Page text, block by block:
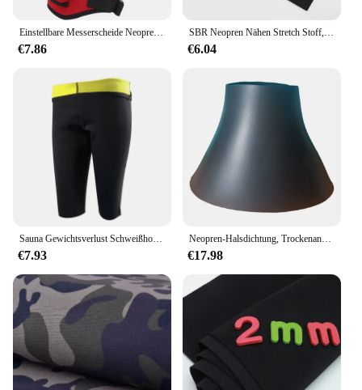
Einstellbare Messerscheide Neopren Tauchen Messer Wrap Scheide Abdeckband Beinhalter Taucher Sicherheitsausrüstung Halter
€7.86
SBR Neopren Nähen Stretch Stoff, Kleider tasche, Computer tasche, Reisetasche, Wasserdichte Material zubehör, Schwarz, Extra Dick, 9mm
€6.04
Sauna Gewichtsverlust Schweißhose Neopren Abnehmen Workout Capri Hohe Taille Trainer Leggings Heiße Fettverbrennung Workout Fitness
€7.93
Neopren-Halsdichtung, Trockenanzug, Segel, Tauchen, Tauchanzug, Reparatur, Ersetzen der Halsdichtung für Trockenanzüge
€17.98